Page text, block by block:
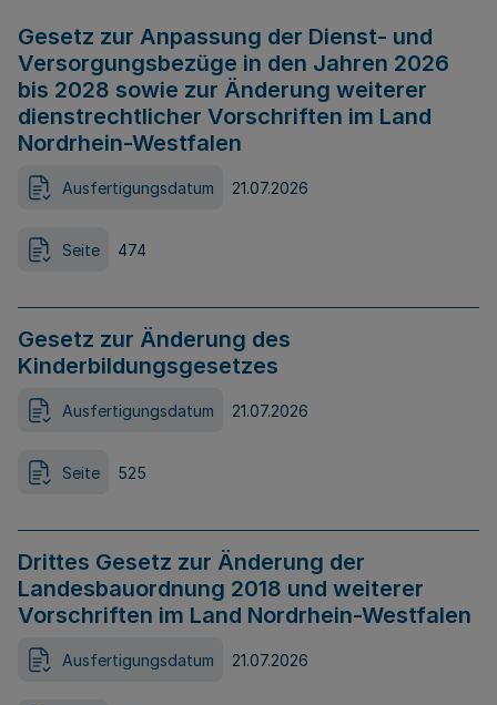
Gesetz zur Anpassung der Dienst- und
Versorgungsbezüge in den Jahren 2026
bis 2028 sowie zur Änderung weiterer
dienstrechtlicher Vorschriften im Land
Nordrhein-Westfalen
Ausfertigungsdatum 21.07.2026
Seite 474
Gesetz zur Änderung des
Kinderbildungsgesetzes
Ausfertigungsdatum 21.07.2026
Seite 525
Drittes Gesetz zur Änderung der
Landesbauordnung 2018 und weiterer
Vorschriften im Land Nordrhein-Westfalen
Ausfertigungsdatum 21.07.2026